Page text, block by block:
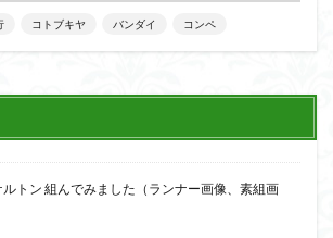
コトブキヤ バンダイ コンペ
トン 組んでみました（ランナー画像、素組画